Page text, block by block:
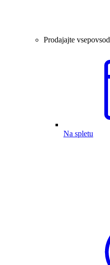
Prodajajte vsepovsod
Na spletu